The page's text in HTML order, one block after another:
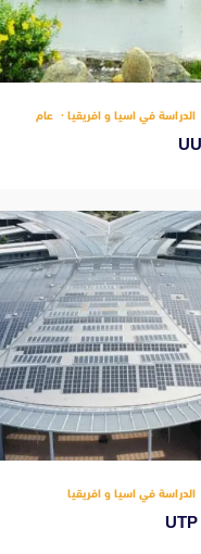
الدراسة في اسيا و افريقيا عام
الدراسة في اسيا و افريقيا